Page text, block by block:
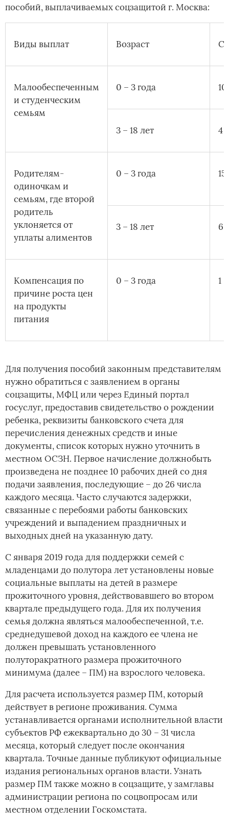
пособий, выплачиваемых соцзащитой г. Москва:
Виды выплат Возраст­
Малообеспеченным
и студенческим
семьям
0 – 3 года
3 – 18 лет 4
Родителям-
одиночкам и
семьям, где второй
родитель
уклоняется от
уплаты алиментов
0 – 3 года
3 – 18 лет 6
Компенсация по
причине роста цен
на продукты
питания
0 – 3 года 1
Для получения пособий законным представителям
нужно обратиться с заявлением в органы
соцзащиты, МФЦ или через Единый портал
госуслуг, предоставив свидетельство о рождении
ребенка, реквизиты банковского счета для
перечисления денежных средств и иные
документы, список которых нужно уточнить в
местном ОСЗН. Первое начисление должно­быть
произведена не позднее 10 рабочих дней со дня
подачи заявления, последующие – до 26 числа
каждого месяца. Часто случаются задержки,
связанные с перебоями работы банковских
учреждений и выпадением праздничных и
выходных дней на указанную дату.
С января 2019 года для поддержки семей с
младенцами до полутора лет установлены новые
социальные выплаты на детей в размере
прожиточного уровня, действовавшего во втором
квартале предыдущего года. Для их получения
семья должна являться малообеспеченной, т.е.
среднедушевой доход на каждого ее члена не
должен превышать установленного
полуторакратного размера прожиточного
минимума (далее – ПМ) на взрослого человека.
Для расчета используется размер ПМ, который
действует в регионе проживания. Сумма
устанавливается органами исполнительной власти
субъектов РФ ежеквартально до 30 – 31 числа
месяца, который следует после окончания
квартала. Точные данные публикуют официальные
издания региональных органов власти. Узнать
размер ПМ также можно в соцзащите, у замглавы
администрации региона по соцвопросам или
местном отделении Госкомстата.